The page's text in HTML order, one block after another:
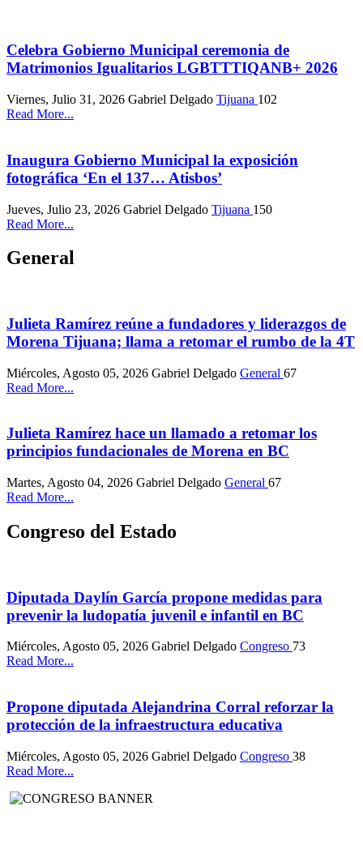
Celebra Gobierno Municipal ceremonia de
Matrimonios Igualitarios LGBTTTIQANB+ 2026
Viernes, Julio 31, 2026 Gabriel Delgado Tijuana 102
Read More...
Inaugura Gobierno Municipal la exposición
fotográfica ‘En el 137… Atisbos’
Jueves, Julio 23, 2026 Gabriel Delgado Tijuana 150
Read More...
General
Julieta Ramírez reúne a fundadores y liderazgos de
Morena Tijuana; llama a retomar el rumbo de la 4T
Miércoles, Agosto 05, 2026 Gabriel Delgado General 67
Read More...
Julieta Ramírez hace un llamado a retomar los
principios fundacionales de Morena en BC
Martes, Agosto 04, 2026 Gabriel Delgado General 67
Read More...
Congreso del Estado
Diputada Daylín García propone medidas para
prevenir la ludopatía juvenil e infantil en BC
Miércoles, Agosto 05, 2026 Gabriel Delgado Congreso 73
Read More...
Propone diputada Alejandrina Corral reforzar la
protección de la infraestructura educativa
Miércoles, Agosto 05, 2026 Gabriel Delgado Congreso 38
Read More...